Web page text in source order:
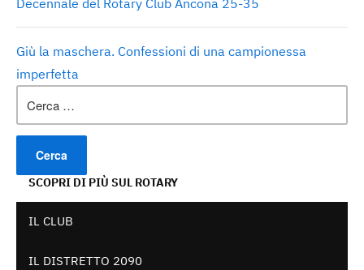
Decennale del Rotary Club Ancona 25-35
Giù la maschera. Confessioni di una campionessa
imperfetta
per:
SCOPRI DI PIÙ SUL ROTARY
IL CLUB
IL DISTRETTO 2090